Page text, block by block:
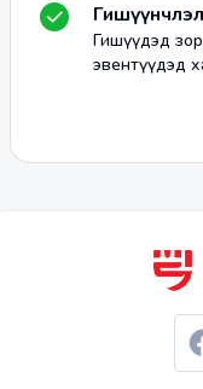
Гишүүнчлэл
Гишүүдэд
эвентүүдэд